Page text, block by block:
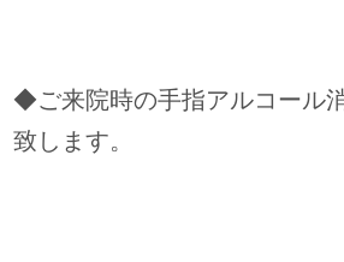
◆ご来院時の手指アルコール
致します。